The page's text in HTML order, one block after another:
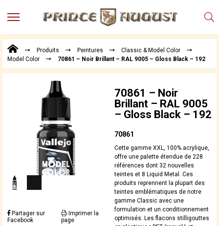
MENU
Points
de
Vente
Actualités
Téléchargements
Techniques,
trucs et
astuces
Vidéos
Produits Peintures
Classic & Model Color
Model Color
70861 – Noir Brillant – RAL 9005 – Gloss Black – 192
Partager sur
Facebook
Imprimer la
page
70861 – Noir
Brillant – RAL 9005
– Gloss Black – 192
70861
Cette gamme XXL, 100% acrylique,
offre une palette étendue de 228
références dont 32 nouvelles
teintes et 8 Liquid Metal. Ces
produits reprennent la plupart des
teintes emblématiques de notre
gamme Classic avec une
formulation et un conditionnement
optimisés. Les flacons stilligouttes